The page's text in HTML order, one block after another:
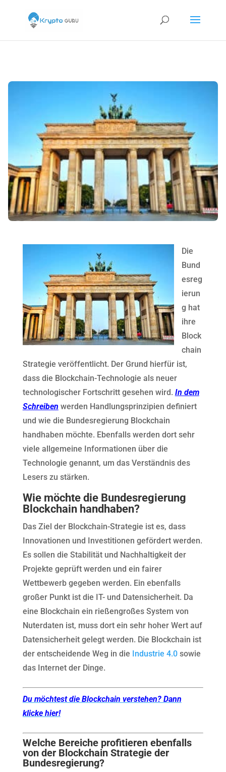
Die
Bund
esreg
ierun
g hat
ihre
Block
chain
Strategie veröffentlicht. Der Grund hierfür ist,
dass die Blockchain-Technologie als neuer
technologischer Fortschritt gesehen wird. In dem
Schreiben werden Handlungsprinzipien definiert
und wie die Bundesregierung Blockchain
handhaben möchte. Ebenfalls werden dort sehr
viele allgemeine Informationen über die
Technologie genannt, um das Verständnis des
Lesers zu stärken.
Wie möchte die Bundesregierung
Blockchain handhaben?
Das Ziel der Blockchain-Strategie ist es, dass
Innovationen und Investitionen gefördert werden.
Es sollen die Stabilität und Nachhaltigkeit der
Projekte geprüft werden und ein fairer
Wettbewerb gegeben werden. Ein ebenfalls
großer Punkt ist die IT- und Datensicherheit. Da
eine Blockchain ein rießengroßes System von
Nuterdaten ist, muss dort ein sehr hoher Wert auf
Datensicherheit gelegt werden. Die Blockchain ist
der entscheidende Weg in die Industrie 4.0sowie
das Internet der Dinge.
Du möchtest die Blockchain verstehen? Dann
klicke hier!
Welche Bereiche profitieren ebenfalls
von der Blockchain Strategie der
Bundesregierung?